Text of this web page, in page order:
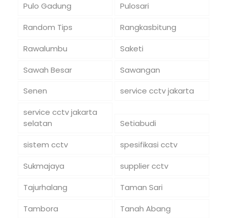
Pulo Gadung
Pulosari
Random Tips
Rangkasbitung
Rawalumbu
Saketi
Sawah Besar
Sawangan
Senen
service cctv jakarta
service cctv jakarta
selatan
Setiabudi
sistem cctv
spesifikasi cctv
Sukmajaya
supplier cctv
Tajurhalang
Taman Sari
Tambora
Tanah Abang